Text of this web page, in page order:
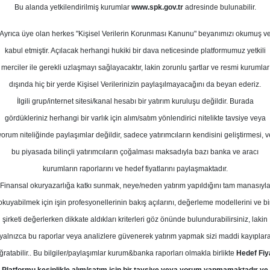
2025
Potansiyeli
Kurum Sayısı
21 11 3
Pazartesi, 27 Ocak 2025
Finansman FROTO Hedef Fiyat
Ford Otosan için hedef
TL'ye yükseltirken tavsiyesini
Bu alanda yetkilendirilmiş kurumlar www.spk.gov.tradresinde bulunabilir.
Ayrıca üye olan herkes "Kişisel Verilerin Korunması Kanunu" beyanımızı okumuş ve
kabul etmiştir. Açılacak herhangi hukiki bir dava neticesinde platformumuz yetkili
merciler ile gerekli uzlaşmayı sağlayacaktır, lakin zorunlu şartlar ve resmi kurumlar
dışında hiç bir yerde Kişisel Verilerinizin paylaşılmayacağını da beyan ederiz.
İlgili grup/internet sitesi/kanal hesabı bir yatırım kuruluşu değildir. Burada
gördükleriniz herhangi bir varlık için alım/satım yönlendirici nitelikte tavsiye veya
niteliğinde paylaşımlar değildir, sadece yatırımcıların kendisini geliştirmesi,
bu piyasada bilinçli yatırımcıların çoğalması maksadıyla bazı banka ve aracı
kurumların raporlarını ve hedef fiyatlarını paylaşmaktadır.
Finansal okuryazarlığa katkı sunmak, neye/neden yatırım yapıldığını tam manasıyla
için işin profesyonellerinin bakış açılarını, değerleme modellerini ve
şirketi değerlerken dikkate aldıkları kriterleri göz önünde bulundurabilirsiniz, lakin
yalnızca bu raporlar veya analizlere güvenerek yatırım yapmak sizi maddi
Bu bilgiler/paylaşımlar kurum&banka raporları olmakla birlikte Hedef